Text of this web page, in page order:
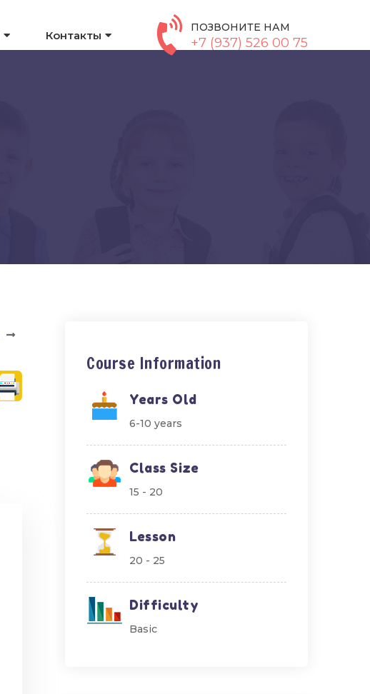
Контакты
ПОЗВОНИТЕ НАМ
+7 (937) 526 00 75
Course Information
Years Old
6-10 years
Class Size
15 - 20
Lesson
20 - 25
Difficulty
Basic